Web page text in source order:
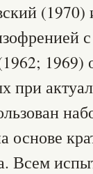
(1970)
1969)
при
основе
Всем